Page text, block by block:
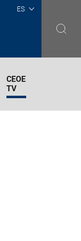
Select
CEOE
TV